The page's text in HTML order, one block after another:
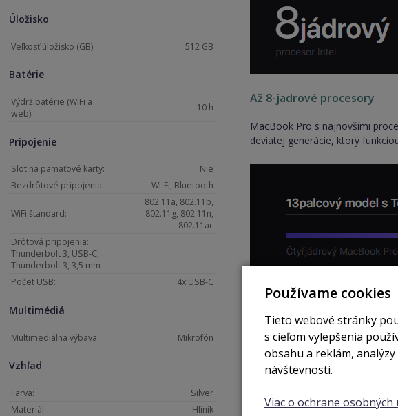
Úložisko
Veľkosť úložisko (GB): 512 GB
Batérie
Výdrž batérie (WiFi a
web):
10 h
Pripojenie
Slot na pamäťové karty:
Nie
Bezdrôtové pripojenia:
Wi-Fi, Bluetooth
WiFi štandard:
802.11a, 802.11b,
802.11g, 802.11n,
802.11ac
Drôtová pripojenia:
Thunderbolt 3, USB-C,
Thunderbolt 3, 3,5 mm
Počet USB:
4x USB-C
Multimédiá
Multimediálna výbava: Mikrofón
Vzhľad
Farva:
Silver
Materiál:
Hliník
Až 8-jadrové procesory
MacBook Pro s najnovšími
deviatej generácie, ktorý
Používame cookies
Tieto webové stránky
s cieľom vylepšenia
obsahu a reklám,
návštevnosti.
Viac o ochrane osobných